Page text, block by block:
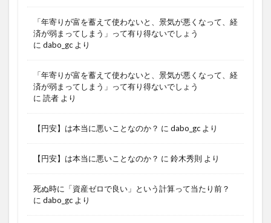
「年寄りが富を蓄えて使わないと、景気が悪くなって、経
済が弱まってしまう」って有り得ないでしょう
に dabo_gc より
「年寄りが富を蓄えて使わないと、景気が悪くなって、経
済が弱まってしまう」って有り得ないでしょう
に 読者 より
【円安】は本当に悪いことなのか？ に dabo_gc より
【円安】は本当に悪いことなのか？ に 鈴木秀則 より
死ぬ時に「資産ゼロで良い」という計算って当たり前？
に dabo_gc より